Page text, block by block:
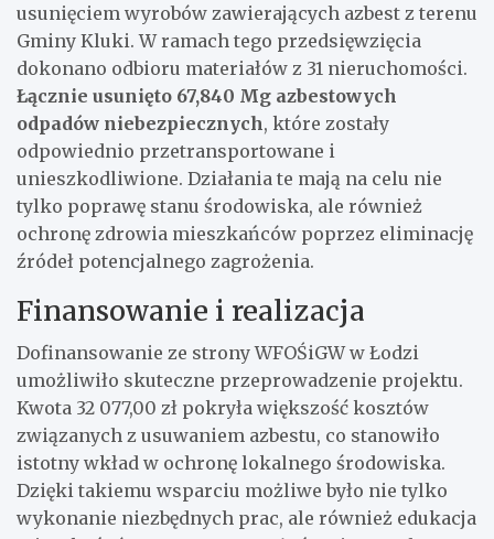
usunięciem wyrobów zawierających azbest z terenu
Gminy Kluki. W ramach tego przedsięwzięcia
dokonano odbioru materiałów z 31 nieruchomości.
Łącznie usunięto 67,840 Mg azbestowych
odpadów niebezpiecznych, które zostały
odpowiednio przetransportowane i
unieszkodliwione. Działania te mają na celu nie
tylko poprawę stanu środowiska, ale również
ochronę zdrowia mieszkańców poprzez eliminację
źródeł potencjalnego zagrożenia.
Finansowanie i realizacja
Dofinansowanie ze strony WFOŚiGW w Łodzi
umożliwiło skuteczne przeprowadzenie projektu.
Kwota 32 077,00 zł pokryła większość kosztów
związanych z usuwaniem azbestu, co stanowiło
istotny wkład w ochronę lokalnego środowiska.
Dzięki takiemu wsparciu możliwe było nie tylko
wykonanie niezbędnych prac, ale również edukacja